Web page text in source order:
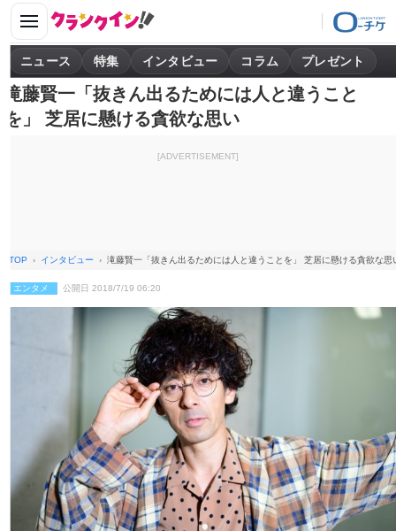
ニュース 特集 インタビュー コラム プレゼント
滝藤賢一「抜きん出るためには人と違うこと
を」 芝居に懸ける貪欲な思い
[ADVERTISEMENT]
TOP インタビュー 滝藤賢一「抜きん出るためには人と違うことを」 芝居に懸ける貪欲な思
エンタメ 公開日 2018/7/19 06:20